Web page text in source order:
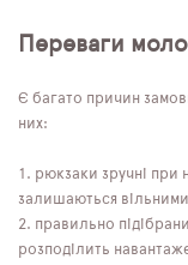
Переваги
Є багато причин
них:
рюкзаки зручні при
залишаються
правильно
розподілить